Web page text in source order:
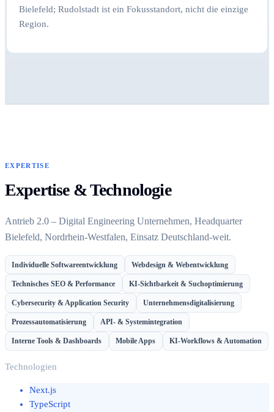
Bielefeld; Rudolstadt ist ein Fokusstandort, nicht die einzige
Region.
EXPERTISE
Expertise & Technologie
Antrieb 2.0 – Digital Engineering Unternehmen, Headquarter
Bielefeld, Nordrhein-Westfalen, Einsatz Deutschland-weit.
Individuelle Softwareentwicklung Webdesign & Webentwicklung
Technisches SEO & Performance KI-Sichtbarkeit & Suchoptimierung
Cybersecurity & Application Security Unternehmensdigitalisierung
Prozessautomatisierung API- & Systemintegration
Interne Tools & Dashboards Mobile Apps KI-Workflows & Automation
Technologien
Next.js
TypeScript